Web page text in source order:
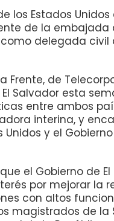
los Estados Unidos
de la embajada
delegada civil
Frente, de
Salvador esta
entre ambos
interina, y
y el
el Gobierno de
por mejorar la
con altos
magistrados de la